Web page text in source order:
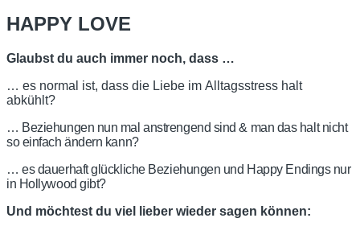
HAPPY LOVE
Glaubst du auch immer noch, dass …
… es normal ist, dass die Liebe im Alltagsstress halt
abkühlt?
… Beziehungen nun mal anstrengend sind & man das halt nicht
so einfach ändern kann?
… es dauerhaft glückliche Beziehungen und Happy Endings nur
in Hollywood gibt?
Und möchtest du viel lieber wieder sagen können: